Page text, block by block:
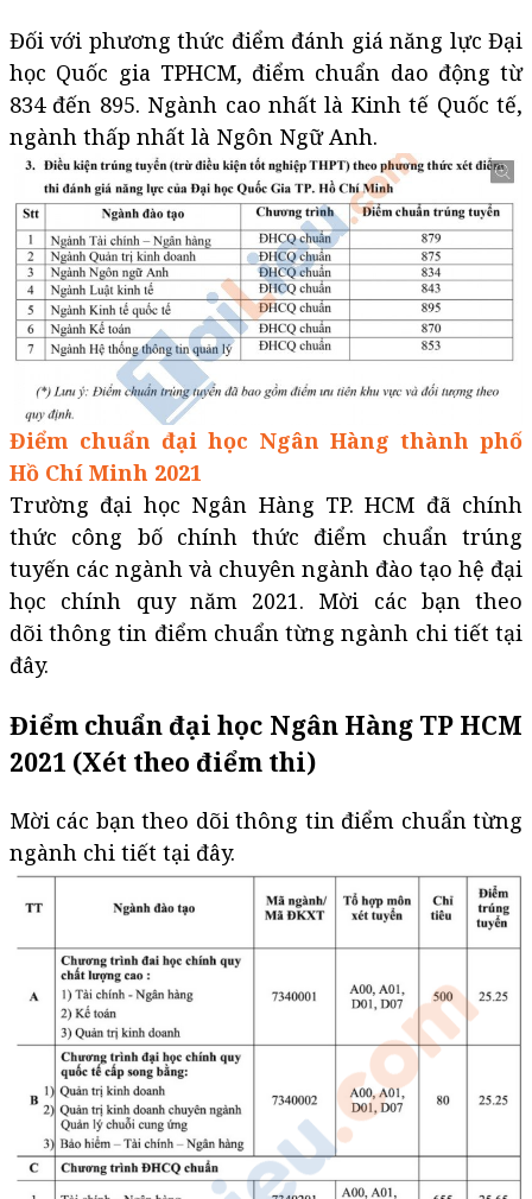
Đối với phương thức điểm đánh giá năng lực Đại
học Quốc gia TPHCM, điểm chuẩn dao động từ
834 đến 895. Ngành cao nhất là Kinh tế Quốc tế,
ngành thấp nhất là Ngôn Ngữ Anh.
Điểm chuẩn đại học Ngân Hàng thành phố
Hồ Chí Minh 2021
Trường đại học Ngân Hàng TP. HCM đã chính
thức công bố chính thức điểm chuẩn trúng
tuyến các ngành và chuyên ngành đào tạo hệ đại
học chính quy năm 2021. Mời các bạn theo
dõi thông tin điểm chuẩn từng ngành chi tiết tại
đây.
Điểm chuẩn đại học Ngân Hàng TP HCM
2021 (Xét theo điểm thi)
Mời các bạn theo dõi thông tin điểm chuẩn từng
ngành chi tiết tại đây.